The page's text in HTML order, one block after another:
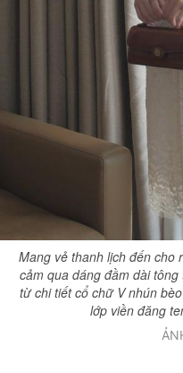
Quảng cáo
Tổng biên tập: Nguyễn Ngọc
Phó tổng biên tập: Hải Thành
Ủy viên Ban biên tập - Tổng
Giấy phép xuất bản số 110/
© 2003-2026 Bản quyền
dưới mọi hình thức nếu
Phát triển bởi ePi
Mang vẻ thanh lịch đến cho
cảm qua dáng đầm dài
từ chi tiết cổ chữ V nhún
lớp viền đăng